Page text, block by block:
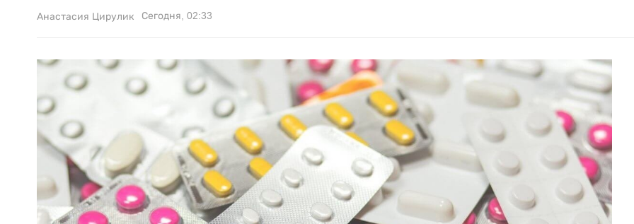
Анастасия Цирулик Сегодня, 02:33